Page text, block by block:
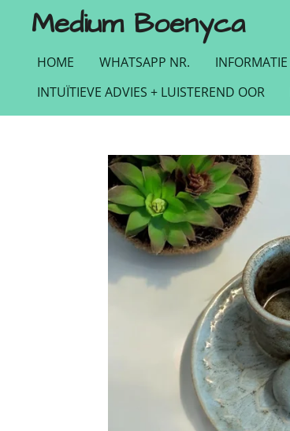
Medium Boenyca
HOME WHATSAPP NR. INFORMATIE
INTUÏTIEVE ADVIES + LUISTEREND OOR